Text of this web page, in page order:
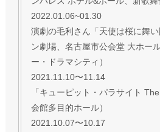
2022.01.06~01.30
演劇の毛利さん「天使は桜に舞
ン劇場、名古屋市公会堂 大ホー
ー・ドラマシティ）
2021.11.10〜11.14
「キューピット・パラサイト
会館多目的ホール）
2021.10.07〜10.17